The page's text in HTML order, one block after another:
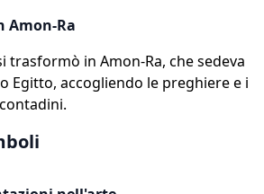
Amon-Ra
trasformò in Amon-Ra, che sedeva
Egitto, accogliendo le preghiere e i